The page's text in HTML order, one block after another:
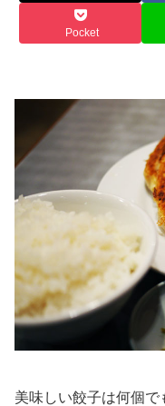
Pocket
美味しい餃子は何個